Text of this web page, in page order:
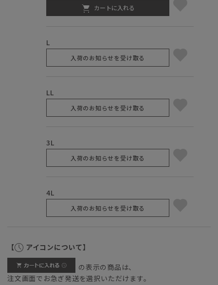
カートに入れる
L
入荷のお知らせを受け取る
LL
入荷のお知らせを受け取る
3L
入荷のお知らせを受け取る
4L
入荷のお知らせを受け取る
【 アイコンについて】
の表示の商品は、
注文画面でお急ぎ発送を選択いただけます。